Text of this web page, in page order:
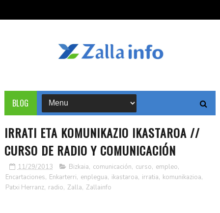
BLOG
IRRATI ETA KOMUNIKAZIO IKASTAROA //
CURSO DE RADIO Y COMUNICACIÓN
11/29/2013 Bizkaia, comunicación, curso, empleo,
Encartaciones, Enkarterri, enplegua, ikastaroa, irratia, komunikazioa,
Patxi Herranz, radio, Zalla, Zallainfo